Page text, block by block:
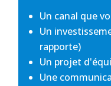
Un canal que
Un
rapporte)
Un projet
Une